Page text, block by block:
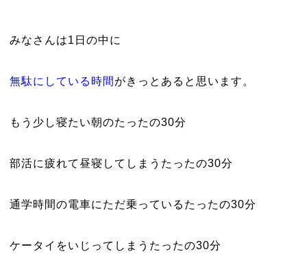
みなさんは1日の中に
無駄にしている時間 がきっとあると思います。
もう少し寝たい朝のたったの30分
部活に疲れて昼寝してしまうたったの30分
通学時間の電車にただ乗っているたったの30分
ケータイをいじってしまうたったの30分